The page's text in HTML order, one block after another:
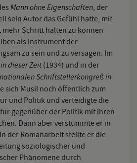
Mann ohne Eigenschaften, der
sein Autor das Gefühl hatte, mit
Schritt halten zu können
als Instrument der
zu sein und zu versagen. Im
dieser Zeit(1934) und in der
Schriftstellerkongreß in
sich Musil noch öffentlich zum
und Politik und verteidigte die
gegenüber der Politik mit ihren
Dann aber verstummte er in
der Romanarbeit stellte er die
soziologischer und
Phänomene durch